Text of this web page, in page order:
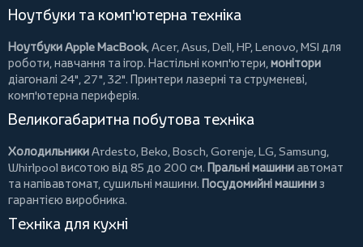
Ноутбуки та комп'ютерна техніка
Ноутбуки Apple MacBook,Acer,Asus,Dell,HP,Lenovo,MSI для
роботи, навчання та ігор. Настільні комп'ютери,монітори
діагоналі 24", 27", 32". Принтери лазерні та струменеві,
комп'ютерна периферія.
Великогабаритна побутова техніка
ХолодильникиArdesto,Beko,Bosch,Gorenje,LG,Samsung,
Whirlpool висотою від 85 до 200 см. Пральні машиниавтомат
та напівавтомат,сушильні машини. Посудомийні машиниз
гарантією виробника.
Техніка для кухні